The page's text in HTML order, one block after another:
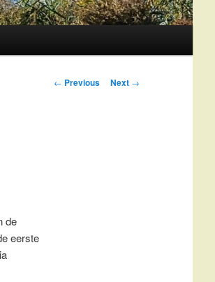
Post
← Previous Next →
de
eerste